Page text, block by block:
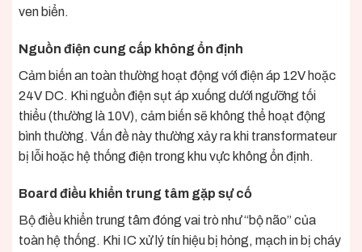
ven biển.
Nguồn điện cung cấp không ổn định
Cảm biến an toàn thường hoạt động với điện áp 12V hoặc
24V DC. Khi nguồn điện sụt áp xuống dưới ngưỡng tối
thiểu (thường là 10V), cảm biến sẽ không thể hoạt động
bình thường. Vấn đề này thường xảy ra khi transformateur
bị lỗi hoặc hệ thống điện trong khu vực không ổn định.
Board điều khiển trung tâm gặp sự cố
Bộ điều khiển trung tâm đóng vai trò như “bộ não” của
toàn hệ thống. Khi IC xử lý tín hiệu bị hỏng, mạch in bị cháy